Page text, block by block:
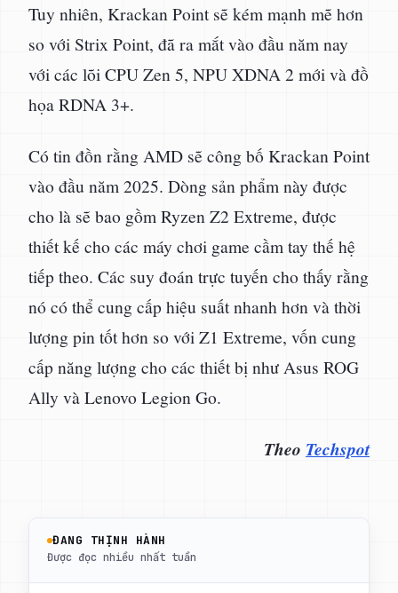
Tuy nhiên, Krackan Point sẽ kém mạnh mẽ hơn
so với Strix Point, đã ra mắt vào đầu năm nay
với các lõi CPU Zen 5, NPU XDNA 2 mới và đồ
họa RDNA 3+.
Có tin đồn rằng AMD sẽ công bố Krackan Point
vào đầu năm 2025. Dòng sản phẩm này được
cho là sẽ bao gồm Ryzen Z2 Extreme, được
thiết kế cho các máy chơi game cầm tay thế hệ
tiếp theo. Các suy đoán trực tuyến cho thấy rằng
nó có thể cung cấp hiệu suất nhanh hơn và thời
lượng pin tốt hơn so với Z1 Extreme, vốn cung
cấp năng lượng cho các thiết bị như Asus ROG
Ally và Lenovo Legion Go.
Theo Techspot
ĐANG THỊNH HÀNH
Được đọc nhiều nhất tuần